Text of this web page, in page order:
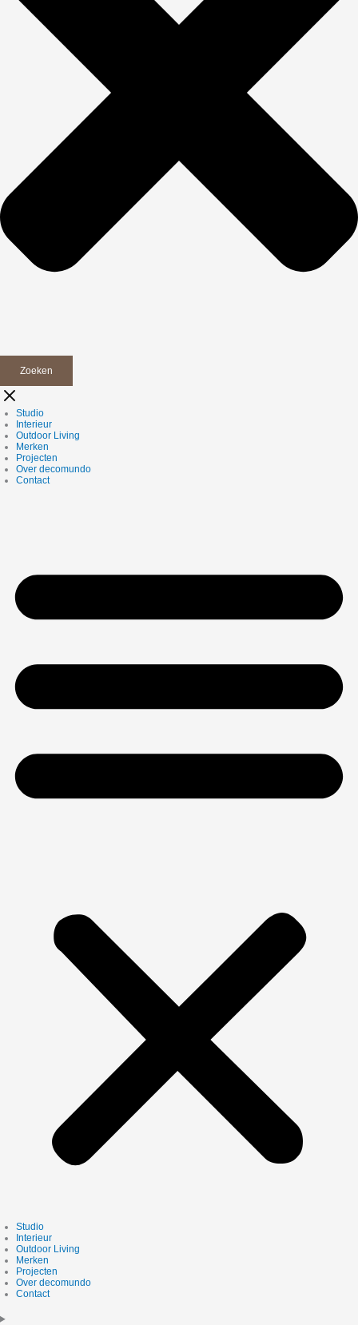
Zoeken
Studio
Interieur
Outdoor Living
Merken
Projecten
Over decomundo
Contact
Studio
Interieur
Outdoor Living
Merken
Projecten
Over decomundo
Contact